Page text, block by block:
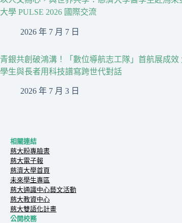
大學 PULSE 2026 國際交流
2026 年 7 月 7 日
青銀共創破鴻溝！「數位導航志工隊」首航展成效
學生與長者用科技譜寫跨世代對話
2026 年 7 月 3 日
相關連結
慈大粉專臉書
慈大電子報
慈濟大學首頁
未來學生專區
慈大通識中心藝文活動
慈大教資中心
慈大雙語化計畫
公開校務